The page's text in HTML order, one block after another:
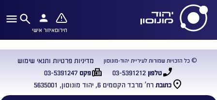
חירוםאיזור אישי
כתובת רח’ מרבד הקסמים 6, יהוד מונוסון, 5635001
טלפון03-5391212 פקס03-5391247
© כל הזכויות שמורות לעיריית יהוד-מונוסון מדיניות פרטיות ותנאי שימוש